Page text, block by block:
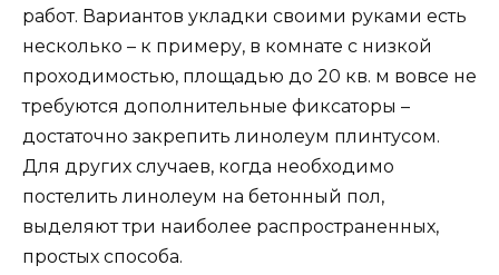
работ. Вариантов укладки своими руками есть
несколько – к примеру, в комнате с низкой
проходимостью, площадью до 20 кв. м вовсе не
требуются дополнительные фиксаторы –
достаточно закрепить линолеум плинтусом.
Для других случаев, когда необходимо
постелить линолеум на бетонный пол,
выделяют три наиболее распространенных,
простых способа.